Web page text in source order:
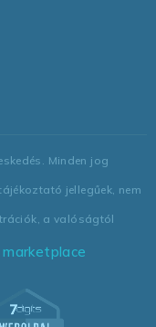
Minden jog
jellegűek, nem
a valóságtól
marketplace